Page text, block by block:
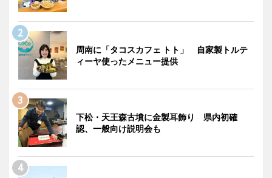
周南に「タコスカフェ トト」 自家製トルテ
ィーヤ使ったメニュー提供
下松・天王森古墳に金製耳飾り 県内初確
認、一般向け説明会も